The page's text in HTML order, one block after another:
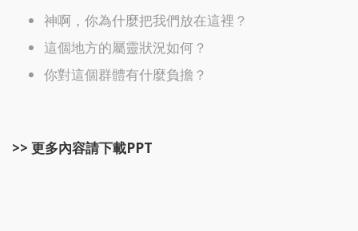
神啊，你為什麼把我們放在這裡？
這個地方的屬靈狀況如何？
你對這個群體有什麼負擔？
>> 更多內容請下載PPT